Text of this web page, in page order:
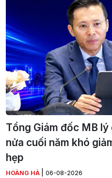
Tổng Giám đốc MB
nửa cuối năm khó
hẹp
HOÀNG HÀ 06-08-2026